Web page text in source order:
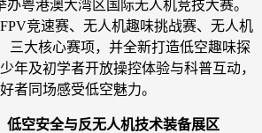
粤港澳大湾区国际无人机竞技大赛。
竞速赛、无人机趣味挑战赛、无人机
三大核心赛项，并全新打造低空趣味探
年及初学者开放操控体验与科普互动，
者同场感受低空魅力。
低空安全与反无人机技术装备展区